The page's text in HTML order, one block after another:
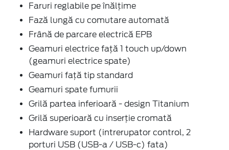
Faruri reglabile pe înălțime
Fază lungă cu comutare automată
Frână de parcare electrică EPB
Geamuri electrice față 1 touch up/down
(geamuri electrice spate)
Geamuri față tip standard
Geamuri spate fumurii
Grilă partea inferioară - design Titanium
Grilă superioară cu inserție cromată
Hardware suport (intrerupator control, 2
porturi USB (USB-a / USB-c) fata)